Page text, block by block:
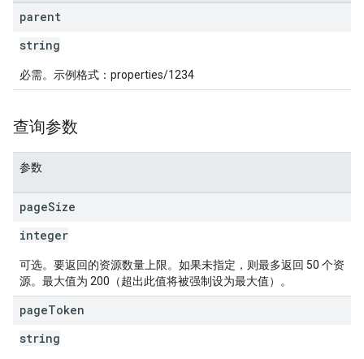
parent
string
必需。示例格式：properties/1234
查询参数
参数
pageSize
integer
可选。要返回的资源数量上限。如果未指定，则最多返回 50 个资
源。最大值为 200（超出此值将被强制设为最大值）。
pageToken
string